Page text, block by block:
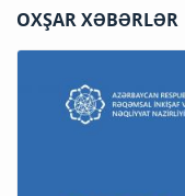
OXŞAR XƏBƏRLƏR